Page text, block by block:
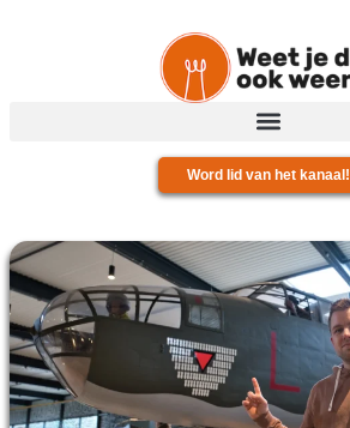
Word lid van het kanaal!